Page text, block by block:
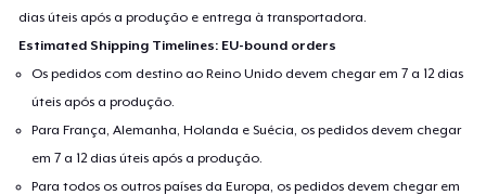
dias úteis após a produção e entrega à transportadora.
Estimated Shipping Timelines: EU-bound orders
Os pedidos com destino ao Reino Unido devem chegar em 7 a 12 dias
úteis após a produção.
Para França, Alemanha, Holanda e Suécia, os pedidos devem chegar
em 7 a 12 dias úteis após a produção.
Para todos os outros países da Europa, os pedidos devem chegar em